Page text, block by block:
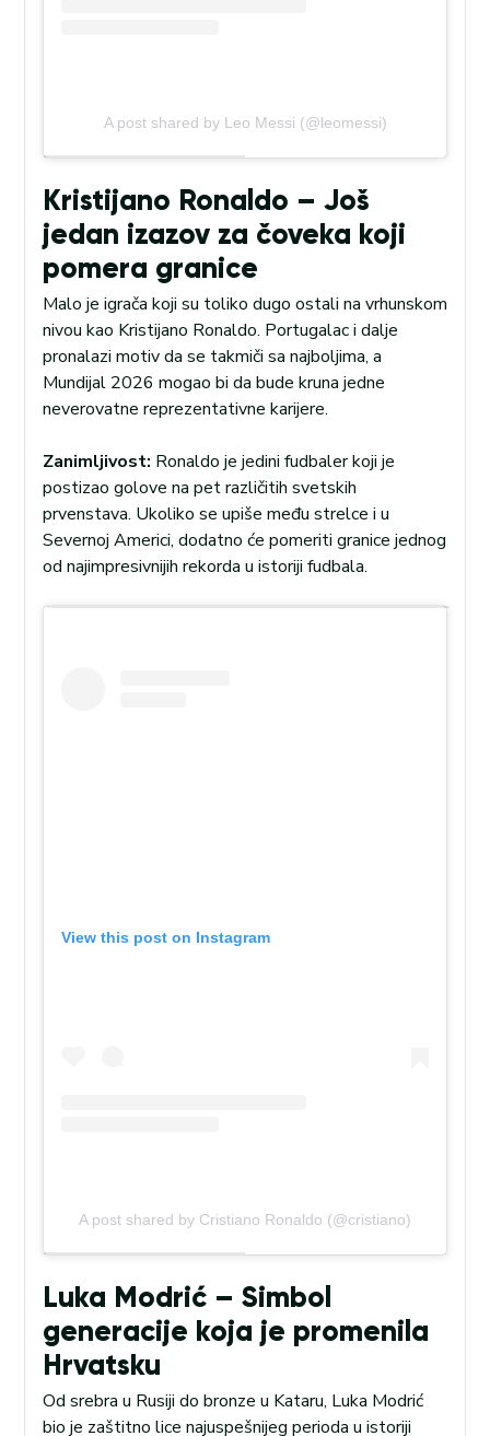
A post shared by Leo Messi (@leomessi)
Kristijano Ronaldo – Još
jedan izazov za čoveka koji
pomera granice
Malo je igrača koji su toliko dugo ostali na vrhunskom
nivou kao Kristijano Ronaldo. Portugalac i dalje
pronalazi motiv da se takmiči sa najboljima, a
Mundijal 2026 mogao bi da bude kruna jedne
neverovatne reprezentativne karijere.
Zanimljivost: Ronaldo je jedini fudbaler koji je
postizao golove na pet različitih svetskih
prvenstava. Ukoliko se upiše među strelce i u
Severnoj Americi, dodatno će pomeriti granice jednog
od najimpresivnijih rekorda u istoriji fudbala.
View this post on Instagram
A post shared by Cristiano Ronaldo (@cristiano)
Luka Modrić – Simbol
generacije koja je promenila
Hrvatsku
Od srebra u Rusiji do bronze u Kataru, Luka Modrić
bio je zaštitno lice najuspešnijeg perioda u istoriji